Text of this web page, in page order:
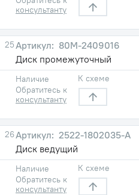
консультанту
25
80М-2409016
Диск промежуточный
Наличие
Обратитесь к
консультанту
К схеме
26
2522-1802035-А
Диск ведущий
Наличие
Обратитесь к
консультанту
К схеме